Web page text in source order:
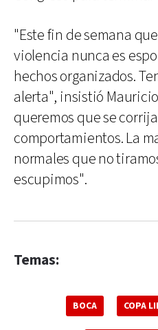
"Este fin de semana
violencia nunca es
hechos organizados.
alerta", insistió
queremos que se
comportamientos. La
normales que no
escupimos".
Temas:
BOCA COPA